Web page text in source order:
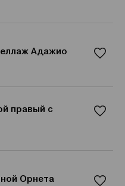
Адажио
правый с
Орнета